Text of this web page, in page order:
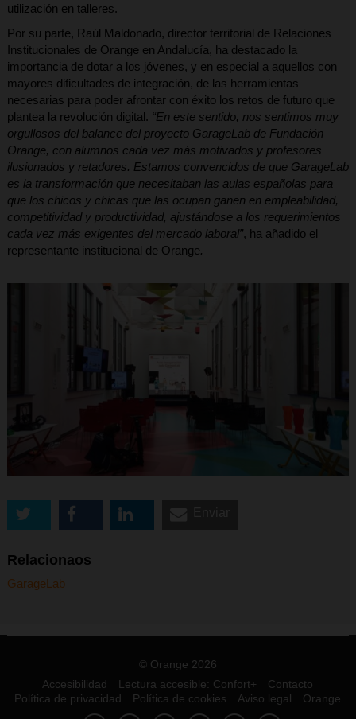
utilización en talleres.
Por su parte, Raúl Maldonado, director territorial de Relaciones
Institucionales de Orange en Andalucía, ha destacado la
importancia de dotar a los jóvenes, y en especial a aquellos con
mayores dificultades de integración, de las herramientas
necesarias para poder afrontar con éxito los retos de futuro que
plantea la revolución digital. “En este sentido, nos sentimos muy
orgullosos del balance del proyecto GarageLab de Fundación
Orange, con alumnos cada vez más motivados y profesores
ilusionados y retadores. Estamos convencidos de que GarageLab
es la transformación que necesitaban las aulas españolas para
que los chicos y chicas que las ocupan ganen en empleabilidad,
competitividad y productividad, ajustándose a los requerimientos
cada vez más exigentes del mercado laboral”, ha añadido el
representante institucional de Orange.
Relacionaos
GarageLab
© Orange 2026
Accesibilidad
Lectura accesible: Confort+
Contacto
Política de privacidad
Política de cookies Aviso legal Orange